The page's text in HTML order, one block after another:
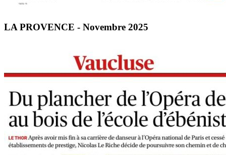
LA PROVENCE - Novembre 2025